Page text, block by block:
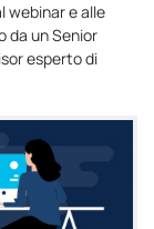
webinar e alle
da un Senior
esperto di